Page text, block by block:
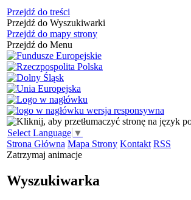
Przejdź do treści
Przejdź do Wyszukiwarki
Przejdź do mapy strony
Przejdź do Menu
Select Language ▼
Strona Główna Mapa Strony Kontakt RSS
Zatrzymaj animacje
Wyszukiwarka